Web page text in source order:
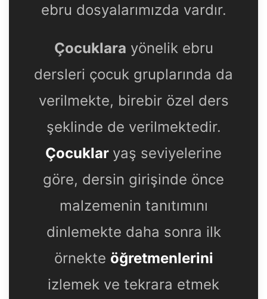
ebru dosyalarımızda vardır.
Çocuklara yönelik ebru
dersleri çocuk gruplarında da
verilmekte, birebir özel ders
şeklinde de verilmektedir.
Çocuklar yaş seviyelerine
göre, dersin girişinde önce
malzemenin tanıtımını
dinlemekte daha sonra ilk
örnekte öğretmenlerini
izlemek ve tekrara etmek